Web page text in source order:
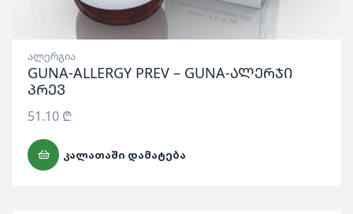
ალერგია
GUNA-ALLERGY PREV – GUNA-ალერჯი
პრევ
51.10 ₾
ᲙᲐᲚᲐᲗᲐᲨᲘ ᲓᲐᲛᲐᲢᲔᲑᲐ